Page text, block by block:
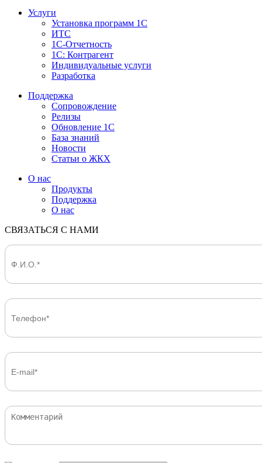
Услуги
Установка программ 1С
ИТС
1С-Отчетность
1С: Контрагент
Индивидуальные услуги
Разработка
Поддержка
Сопровождение
Релизы
Обновление 1С
База знаний
Новости
Статьи о ЖКХ
О нас
Продукты
Поддержка
О нас
СВЯЗАТЬСЯ С НАМИ